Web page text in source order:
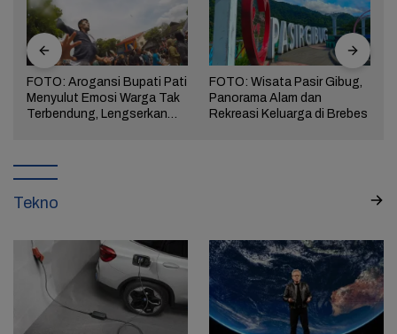
FOTO: Arogansi Bupati Pati
Menyulut Emosi Warga Tak
Terbendung, Lengserkan
FOTO: Wisata Pasir Gibug,
Panorama Alam dan
Rekreasi Keluarga di Brebes
Tekno